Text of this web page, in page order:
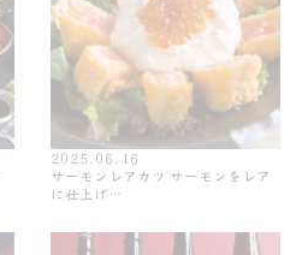
2025.06.16
サーモンレアカツ サーモンをレア
に仕上げ…